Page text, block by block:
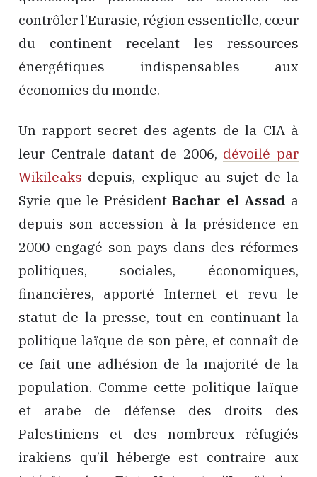
contrôler l’Eurasie, région essentielle, cœur
du continent recelant les ressources
énergétiques indispensables aux
économies du monde.
Un rapport secret des agents de la CIA à
leur Centrale datant de 2006, dévoilé par
Wikileaks depuis, explique au sujet de la
Syrie que le PrésidentBachar el Assad a
depuis son accession à la présidence en
2000 engagé son pays dans des réformes
politiques, sociales, économiques,
financières, apporté Internet et revu le
statut de la presse, tout en continuant la
politique laïque de son père, et connaît de
ce fait une adhésion de la majorité de la
population. Comme cette politique laïque
et arabe de défense des droits des
Palestiniens et des nombreux réfugiés
irakiens qu’il héberge est contraire aux